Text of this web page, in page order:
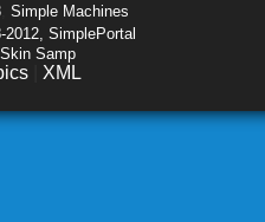
Simple Machines
SimplePortal
Samp
XML